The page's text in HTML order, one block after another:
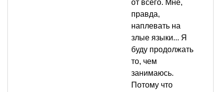
от всего. Мне,
правда,
наплевать на
злые языки... Я
буду продолжать
то, чем
занимаюсь.
Потому что